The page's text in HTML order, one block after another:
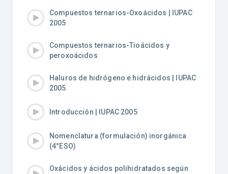
Compuestos ternarios-Oxoácidos | IUPAC
2005
Compuestos ternarios-Tioácidos y
peroxoácidos
Haluros de hidrógeno e hidrácidos | IUPAC
2005
Introducción | IUPAC 2005
Nomenclatura (formulación) inorgánica
(4°ESO)
Oxácidos y ácidos polihidratados según